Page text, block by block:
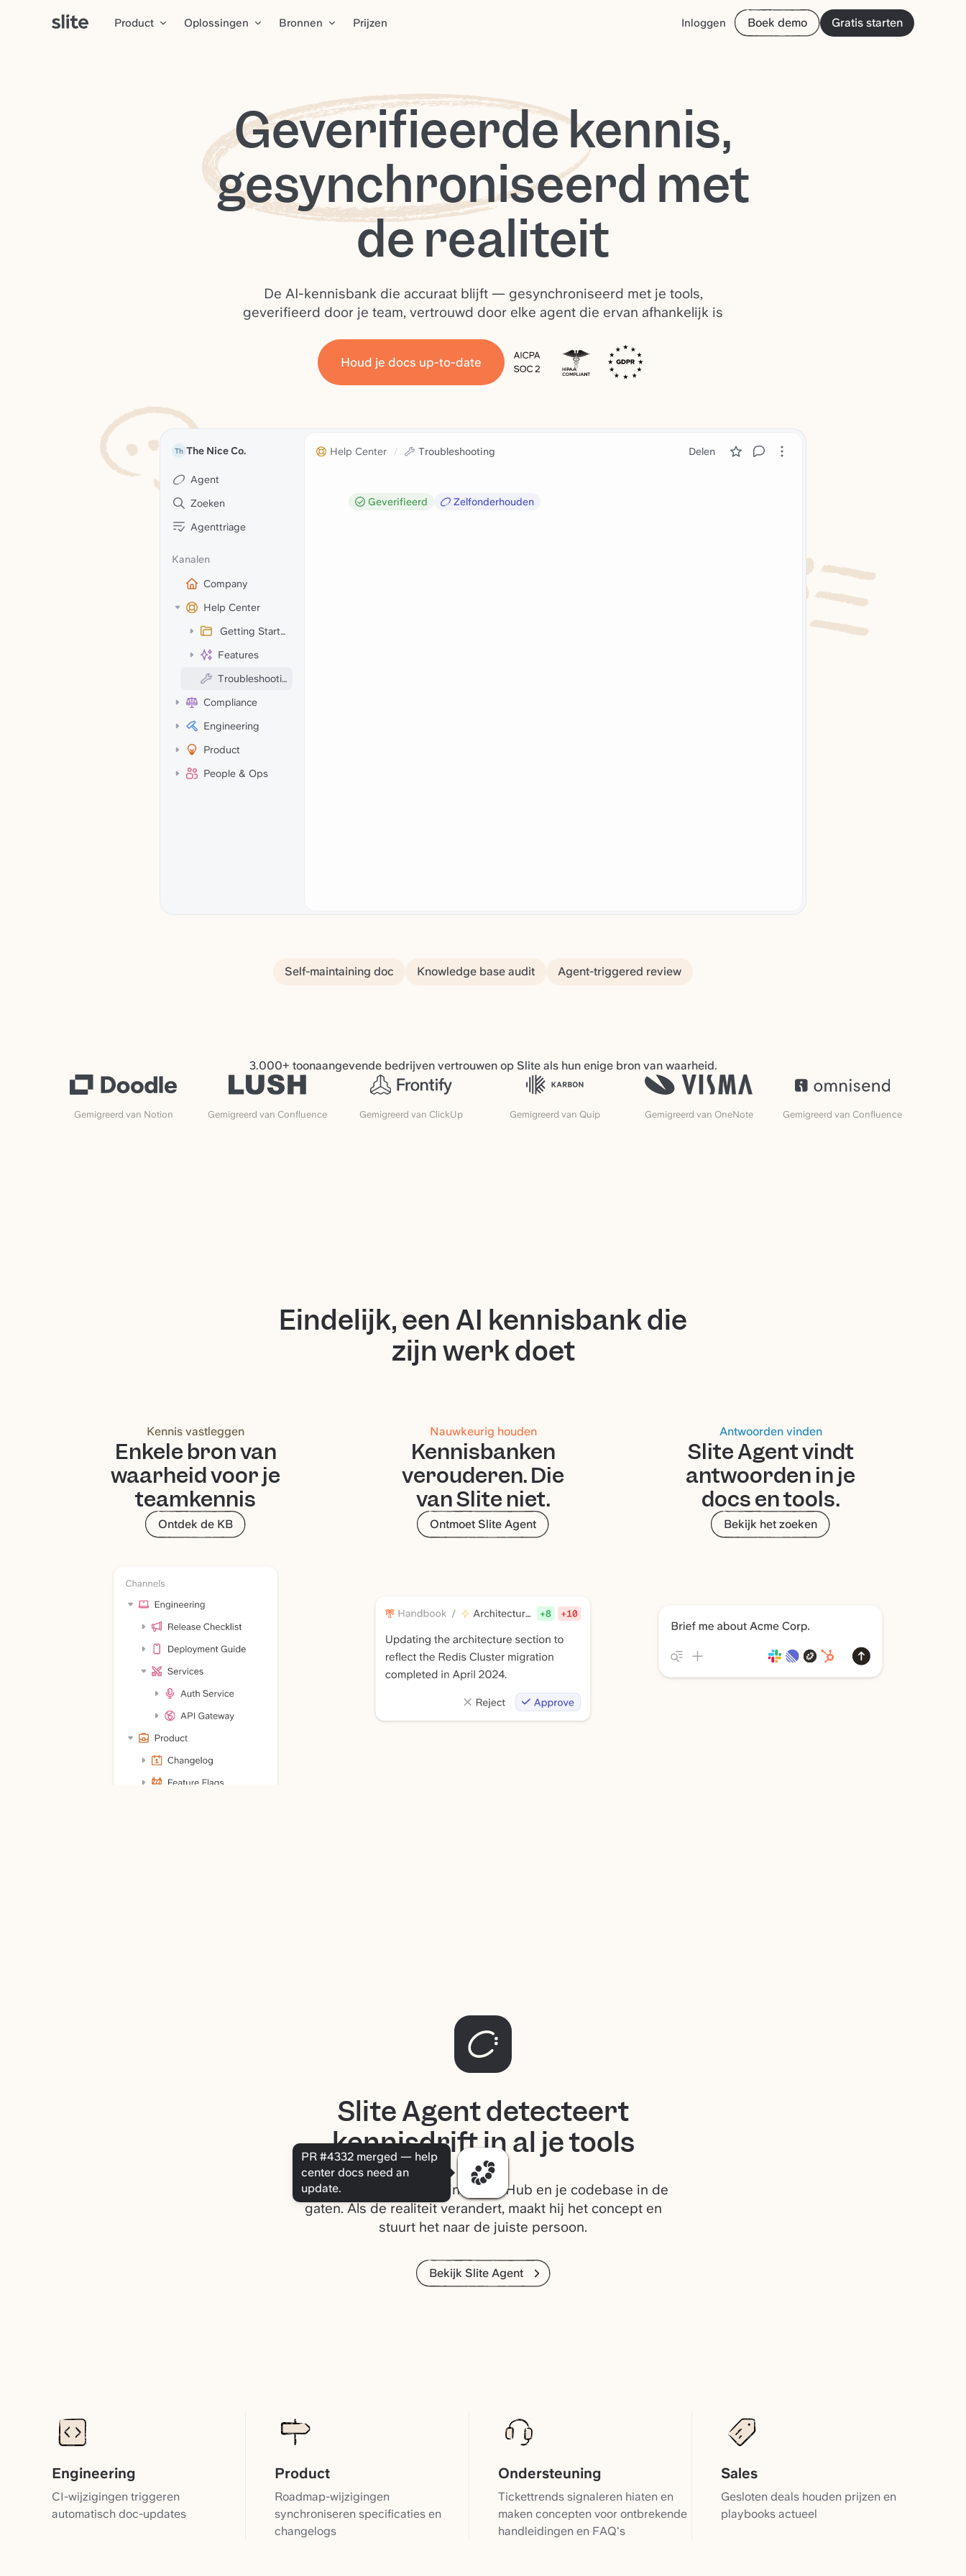
Product Oplossingen Bronnen Prijzen Inloggen Boek demo Gratis starten
Geverifieerdekennis,
gesynchroniseerd met
de realiteit
De AI-kennisbank die accuraat blijft — gesynchroniseerd met je tools,
geverifieerd door je team, vertrouwd door elke agent die ervan afhankelijk is
Houd je docs up-to-date
Th The Nice Co.
Agent
Zoeken
Agenttriage
Kanalen
Company
Help Center
Getting Started
Features
Troubleshooting
Compliance
Engineering
Product
People & Ops
Help Center / Troubleshooting Delen
Geverifieerd Zelfonderhouden
Self-maintaining doc Knowledge base audit Agent-triggered review
3.000+ toonaangevende bedrijven vertrouwen op Slite als hun enige bron van waarheid.
Gemigreerd van Notion Gemigreerd van Confluence Gemigreerd van ClickUp Gemigreerd van Quip Gemigreerd van OneNote Gemigreerd van Confluence
Eindelijk, een AI kennisbank die
zijn werk doet
Kennis vastleggen
Enkele bron van
waarheid voor je
teamkennis
Ontdek de KB
Nauwkeurig houden
Kennisbanken
verouderen. Die
van Slite niet.
Ontmoet Slite Agent
Antwoorden vinden
Slite Agent vindt
antwoorden in je
docs en tools.
Bekijk het zoeken
PR #4332 merged — help
center docs need an
update.
Slite Agent detecteert
kennisdrift in al je tools
De Agent houdt Slack, Linear, GitHub en je codebase in de
gaten. Als de realiteit verandert, maakt hij het concept en
stuurt het naar de juiste persoon.
Bekijk Slite Agent
Engineering
CI-wijzigingen triggeren
automatisch doc-updates
Product
Roadmap-wijzigingen
synchroniseren specificaties en
changelogs
Ondersteuning
Tickettrends signaleren hiaten en
maken concepten voor ontbrekende
handleidingen en FAQ's
Sales
Gesloten deals houden prijzen en
playbooks actueel